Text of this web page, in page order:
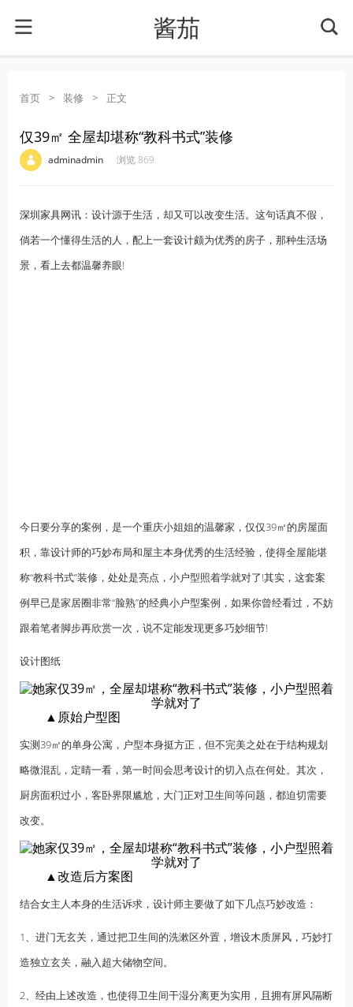
酱茄
首页 > 装修 > 正文
仅39㎡ 全屋却堪称“教科书式”装修
adminadmin 浏览 869
深圳家具网讯：设计源于生活，却又可以改变生活。这句话真不假，
倘若一个懂得生活的人，配上一套设计颇为优秀的房子，那种生活场
景，看上去都温馨养眼!
今日要分享的案例，是一个重庆小姐姐的温馨家，仅仅39㎡的房屋面
积，靠设计师的巧妙布局和屋主本身优秀的生活经验，使得全屋能堪
称“教科书式”装修，处处是亮点，小户型照着学就对了!其实，这套案
例早已是家居圈非常“脸熟”的经典小户型案例，如果你曾经看过，不妨
跟着笔者脚步再欣赏一次，说不定能发现更多巧妙细节!
设计图纸
▲原始户型图
实测39㎡的单身公寓，户型本身挺方正，但不完美之处在于结构规划
略微混乱，定睛一看，第一时间会思考设计的切入点在何处。其次，
厨房面积过小，客卧界限尴尬，大门正对卫生间等问题，都迫切需要
改变。
▲改造后方案图
结合女主人本身的生活诉求，设计师主要做了如下几点巧妙改造：
1、进门无玄关，通过把卫生间的洗漱区外置，增设木质屏风，巧妙打
造独立玄关，融入超大储物空间。
2、经由上述改造，也使得卫生间干湿分离更为实用，且拥有屏风隔断